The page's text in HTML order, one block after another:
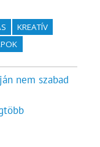
KREATÍV
nem szabad